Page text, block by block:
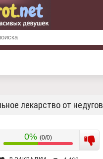
лекарство от недугов
0% (0/0)